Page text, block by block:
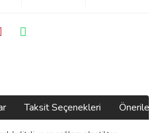
Taksit Seçenekleri